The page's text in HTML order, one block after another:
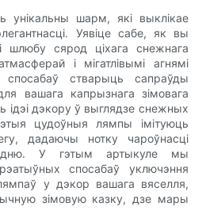
унікальны шарм, які выклікае
Уявіце сабе, як вы
шлюбу сярод ціхага снежнага
і мігатлівымі агнямі
стварыць сапраўды
вашага капрызнага зімовага
ідэі дэкору ў выглядзе снежных
цудоўныя лямпы імітуюць
дадаючы нотку чароўнасці
дню. У гэтым артыкуле мы
спосабаў уключэння
у дэкор вашага вяселля,
зімовую казку, дзе мары